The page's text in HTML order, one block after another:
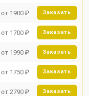
от 1900 ₽ Заказать
от 1700 ₽ Заказать
от 1990 ₽ Заказать
от 1750 ₽ Заказать
от 2790 ₽ Заказать